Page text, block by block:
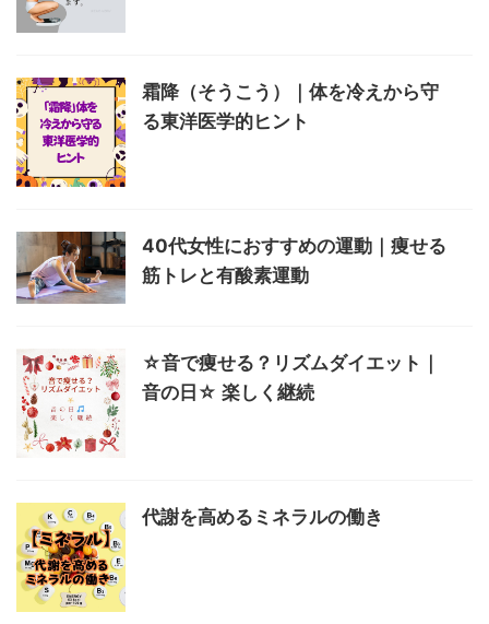
霜降（そうこう）｜体を冷えから守
る東洋医学的ヒント
40代女性におすすめの運動｜痩せる
筋トレと有酸素運動
☆音で痩せる？リズムダイエット｜
音の日☆ 楽しく継続
代謝を高めるミネラルの働き